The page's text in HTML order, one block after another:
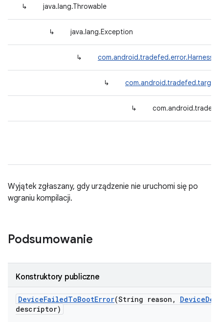
↳ java.lang.Throwable
↳ java.lang.Exception
↳
↳
↳
Wyjątek zgłaszany, gdy urządzenie nie uruchomi się po
wgraniu kompilacji.
Podsumowanie
Konstruktory publiczne
DeviceFailedToBootError(String reason , Device
descriptor)